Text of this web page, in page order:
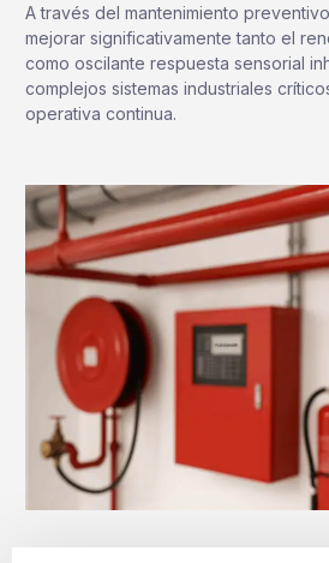
A través del mantenimiento
mejorar significativamente tanto el
como oscilante respuesta sensorial
complejos sistemas industriales
operativa continua.